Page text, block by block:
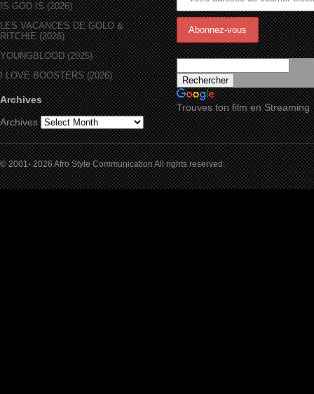
IS GOD IS (2026)
LES VACANCES DE GOLO &
RITCHIE (2026)
YOUNGBLOOD (2025)
I LOVE BOOSTERS (2026)
Archives
Archives
Trouves ton film en Streaming
© 2001- 2026 Afro Style Communication All rights reserved.